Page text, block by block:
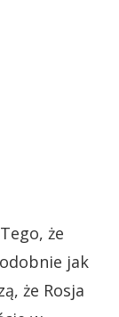
że
jak
że Rosja